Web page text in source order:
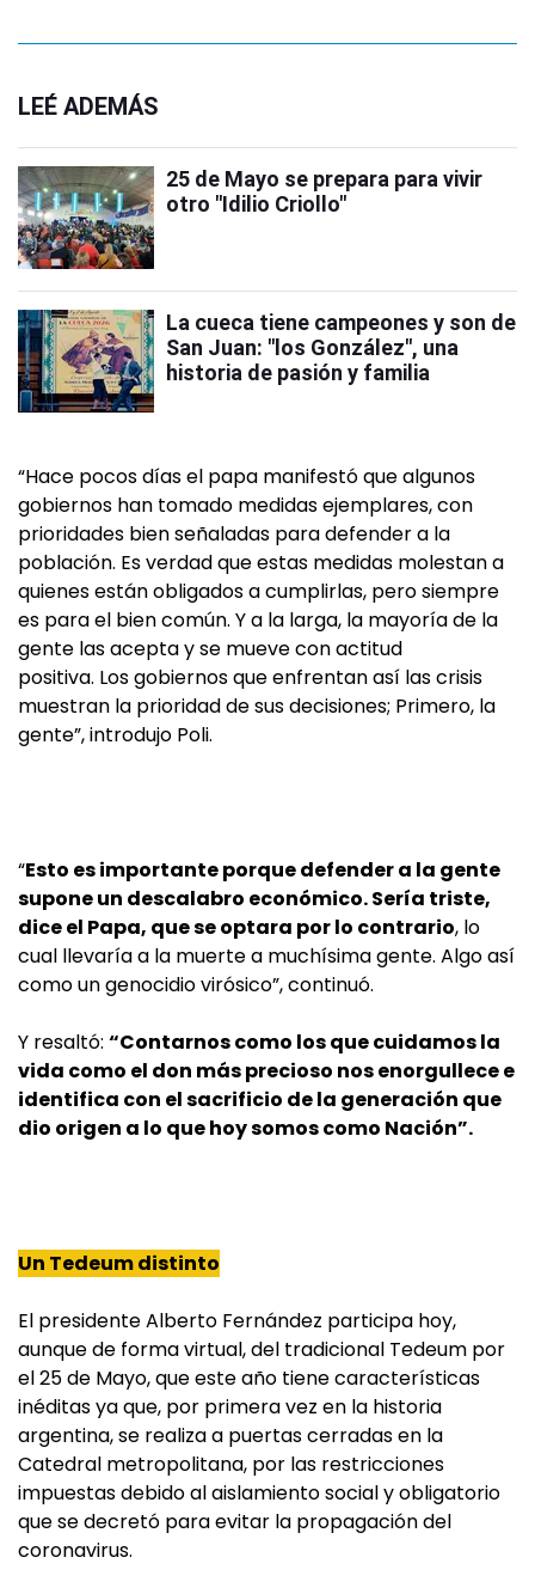
LEÉ ADEMÁS
25 de Mayo se prepara para vivir
otro "Idilio Criollo"
La cueca tiene campeones y son de
San Juan: "los González", una
historia de pasión y familia
“Hace pocos días el papa manifestó que algunos
gobiernos han tomado medidas ejemplares, con
prioridades bien señaladas para defender a la
población. Es verdad que estas medidas molestan a
quienes están obligados a cumplirlas, pero siempre
es para el bien común. Y a la larga, la mayoría de la
gente las acepta y se mueve con actitud
positiva. Los gobiernos que enfrentan así las crisis
muestran la prioridad de sus decisiones; Primero, la
gente”, introdujo Poli.
“Esto es importante porque defender a la gente
supone un descalabro económico. Sería triste,
dice el Papa, que se optara por lo contrario, lo
cual llevaría a la muerte a muchísima gente. Algo así
como un genocidio virósico”, continuó.
Y resaltó: “Contarnos como los que cuidamos la
vida como el don más precioso nos enorgullece e
identifica con el sacrificio de la generación que
dio origen a lo que hoy somos como Nación”.
Un Tedeum distinto
El presidente Alberto Fernández participa hoy,
aunque de forma virtual, del tradicional Tedeum por
el 25 de Mayo, que este año tiene características
inéditas ya que, por primera vez en la historia
argentina, se realiza a puertas cerradas en la
Catedral metropolitana, por las restricciones
impuestas debido al aislamiento social y obligatorio
que se decretó para evitar la propagación del
coronavirus.